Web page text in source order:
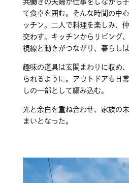
て食卓を囲む。そんな時間の中
ッチン。二人で料理を楽しみ、
交わす。キッチンからリビング
視線と動きがつながり、暮らし
趣味の道具は玄関まわりに収め
られるように。アウトドアも日
しの一部として編み込む。
光と余白を重ね合わせ、家族の
まいとなった。